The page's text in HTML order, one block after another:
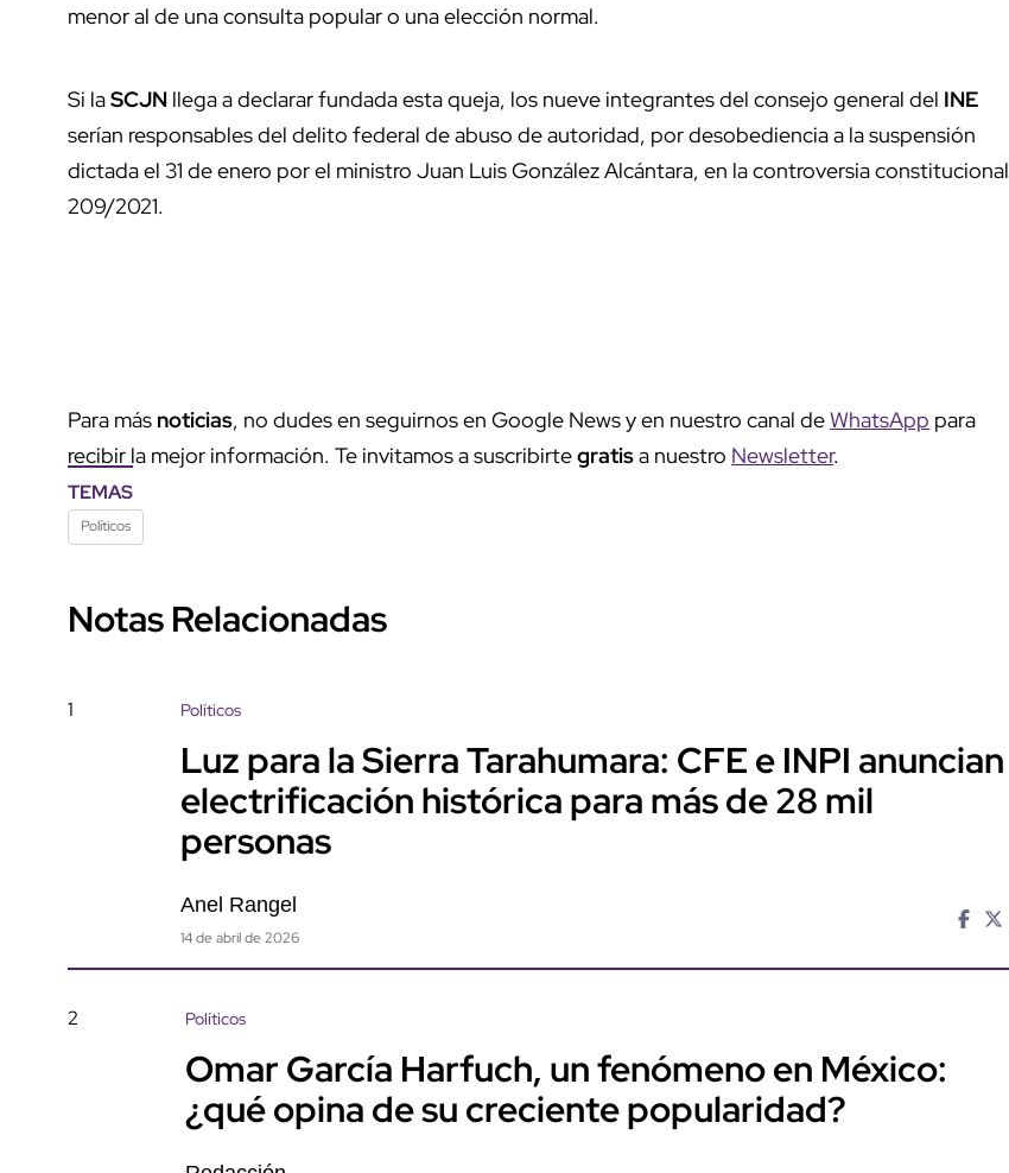
menor al de una consulta popular o una elección normal.
Si laSCJN llega a declarar fundada esta queja, los nueve integrantes del consejo general del INE
serían responsables del delito federal de abuso de autoridad, por desobediencia a la suspensión
dictada el 31 de enero por el ministro Juan Luis González Alcántara, en la controversia constitucional
209/2021.
Para más noticias, no dudes en seguirnos en Google News y en nuestro canal deWhatsApp para
recibir la mejor información. Te invitamos a suscribirtegratisa nuestro Newsletter.
TEMAS
Políticos
Notas Relacionadas
1 Políticos
Luz para la Sierra Tarahumara: CFE e INPI anuncian
electrificación histórica para más de 28 mil
personas
Anel Rangel
14 de abril de 2026
2 Políticos
Omar García Harfuch, un fenómeno en México:
¿qué opina de su creciente popularidad?